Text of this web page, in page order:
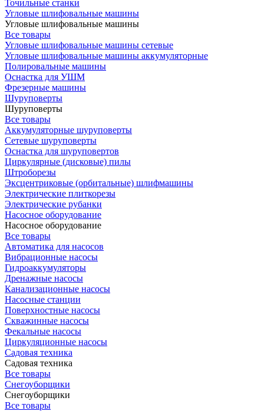
Точильные станки
Угловые шлифовальные машины
Угловые шлифовальные машины
Все товары
Угловые шлифовальные машины сетевые
Угловые шлифовальные машины аккумуляторные
Полировальные машины
Оснастка для УШМ
Фрезерные машины
Шуруповерты
Шуруповерты
Все товары
Аккумуляторные шуруповерты
Сетевые шуруповерты
Оснастка для шуруповертов
Циркулярные (дисковые) пилы
Штроборезы
Эксцентриковые (орбитальные) шлифмашины
Электрические плиткорезы
Электрические рубанки
Насосное оборудование
Насосное оборудование
Все товары
Автоматика для насосов
Вибрационные насосы
Гидроаккумуляторы
Дренажные насосы
Канализационные насосы
Насосные станции
Поверхностные насосы
Скважинные насосы
Фекальные насосы
Циркуляционные насосы
Садовая техника
Садовая техника
Все товары
Снегоуборщики
Снегоуборщики
Все товары